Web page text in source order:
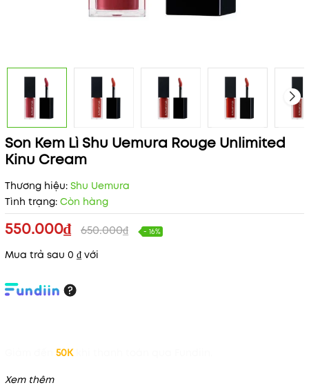
Son Kem Lì Shu Uemura Rouge Unlimited
Kinu Cream
Thương hiệu: Shu Uemura
Tình trạng: Còn hàng
550.000₫ 650.000₫ - 16%
Mua trả sau 0 ₫ với
50K
Xem thêm